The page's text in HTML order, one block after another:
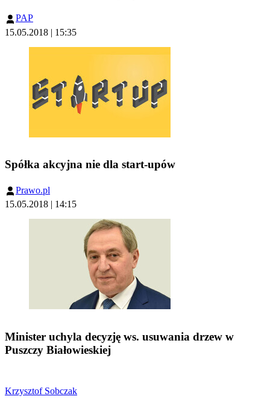
PAP
15.05.2018 | 15:35
Spółka akcyjna nie dla start-upów
Prawo.pl
15.05.2018 | 14:15
Minister uchyla decyzję ws. usuwania drzew w
Puszczy Białowieskiej
Krzysztof Sobczak